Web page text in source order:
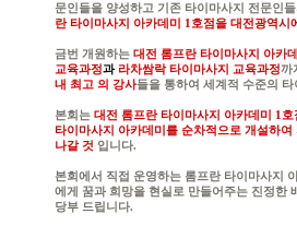
문인들을 양성하고 기존 타이마사지 전문인
란 타이마사지 아카데미 1호점을 대전광역시
금번 개원하는 대전 롬프란 타이마사지 아카
교육과정과 라차쌈락 타이마사지 교육과정까
내 최고 의 강사들을 통하여 세계적 수준의
본회는 대전 롬프란 타이마사지 아카데미 1호
타이마사지 아카데미를 순차적으로 개설하
나갈 것 입니다.
본회에서 직접 운영하는 롬프란 타이마사지
에게 꿈과 희망을 현실로 만들어주는 진정한
당부 드립니다.